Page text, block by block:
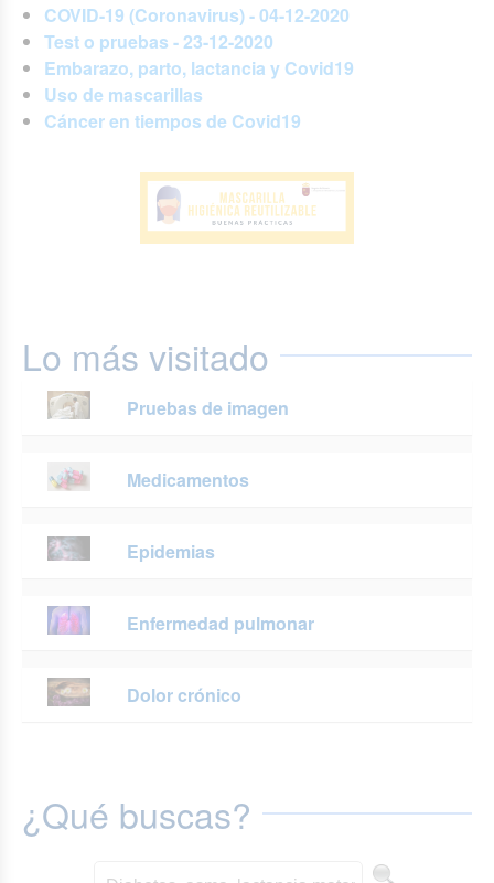
COVID-19 (Coronavirus) - 04-12-2020
Test o pruebas - 23-12-2020
Embarazo, parto, lactancia y Covid19
Uso de mascarillas
Cáncer en tiempos de Covid19
Lo más visitado
Pruebas de imagen
Medicamentos
Epidemias
Enfermedad pulmonar
Dolor crónico
¿Qué buscas?